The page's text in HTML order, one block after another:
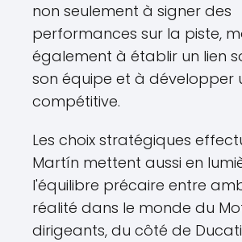
non seulement à signer des
performances sur la piste,
également à établir un lien
son équipe et à développer
compétitive.
Les choix stratégiques
Martín mettent aussi en
l'équilibre précaire entre
réalité dans le monde du
dirigeants, du côté de